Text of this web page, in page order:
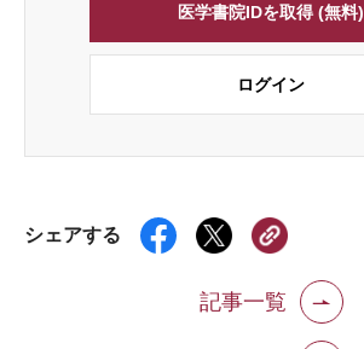
医学書院IDを取得 (無料)
ログイン
シェアする
記事一覧